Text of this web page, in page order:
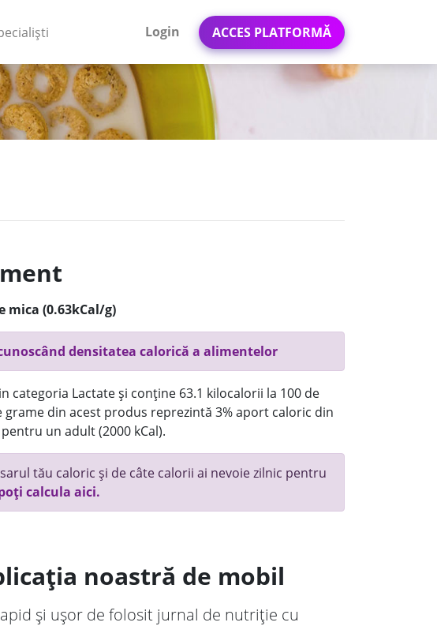
Login ACCES PLATFORMĂ
mica (0.63kCal/g)
densitatea calorică a alimentelor
categoria Lactate și conține 63.1 kilocalorii la 100 de
grame din acest produs reprezintă 3% aport caloric din
un adult (2000 kCal).
tău caloric și de câte calorii ai nevoie zilnic pentru
calcula aici.
noastră de mobil
și ușor de folosit jurnal de nutriție cu